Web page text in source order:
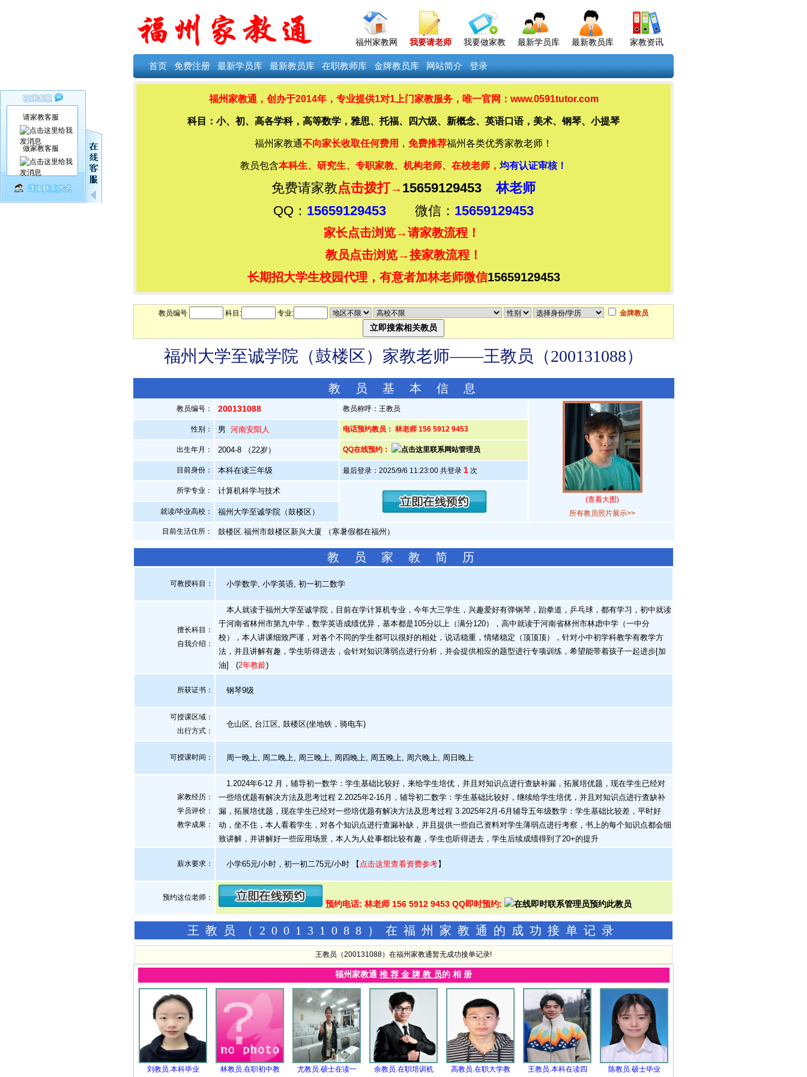
福州家教网 我要请老师 我要做家教 最新学员库 最新教员库 家教资讯
首页 免费注册 最新学员库 最新教员库 在职教师库 金牌教员库 网站简介 登录
福州家教通，创办于2014年， 专业提供1对1上门家教服务，唯一官网：www.0591tutor.com
科目：小、初、高各学科，高等数学，雅思、托福、四六级、新概念、英语口语，美术、钢琴、小提琴
福州家教通不向家长收取任何费用 ， 免费推荐福州各类优秀家教老师！
教员包含本科生、研究生、专职家教、机构老师、在校老师， 均有认证审核！
免费请家教点击拨打→ 15659129453
林老师
QQ： 15659129453 微信： 15659129453
家长点击浏览→请家教流程！
教员点击浏览→接家教流程！
长期招大学生校园代理，有意者加林老师微信15659129453
教员编号 科目: 专业: 金牌教员
福州大学至诚学院（鼓楼区）家教老师——王教员（200131088）
教 员 基 本 信 息
教员编号： 200131088 教员称呼：王教员
(查看大图)
所有教员照片展示>>
性别： 男 河南安阳人 电话预约教员： 林老师 156 5912 9453
出生年月： 2004-8 （22岁） QQ在线预约：
目前身份： 本科在读三年级 最后登录：2025/9/6 11:23:00 共登录 1次
所学专业： 计算机科学与技术
就读/毕业高校： 福州大学至诚学院（鼓楼区）
目前生活住所： 鼓楼区.福州市鼓楼区新兴大厦 （寒暑假都在福州）
教 员 家 教 简 历
可教授科目： 小学数学, 小学英语, 初一初二数学
擅长科目：
自我介绍 ：
本人就读于福州大学至诚学院，目前在学计算机专业，今年大三学生，兴趣爱好有弹钢琴，跆拳道，乒乓球，都有学习，初中就读
于河南省林州市第九中学，数学英语成绩优异，基本都是105分以上（满分120），高中就读于河南省林州市林虑中学（一中分
校），本人讲课细致严谨，对各个不同的学生都可以很好的相处，说话稳重，情绪稳定（顶顶顶），针对小中初学科教学有教学方
法，并且讲解有趣，学生听得进去，会针对知识薄弱点进行分析，并会提供相应的题型进行专项训练，希望能带着孩子一起进步[加
油]
(2年教龄)
所获证书 ： 钢琴9级
可授课区域：
出行方式：
仓山区, 台江区, 鼓楼区(坐地铁，骑电车)
可授课时间： 周一晚上, 周二晚上, 周三晚上, 周四晚上, 周五晚上, 周六晚上, 周日晚上
家教经历：
学员评价：
教学成果：
1.2024年6-12 月，辅导初一数学：学生基础比较好，来给学生培优，并且对知识点进行查缺补漏，拓展培优题，现在学生已经对
一些培优题有解决方法及思考过程 2.2025年2-16月，辅导初二数学：学生基础比较好，继续给学生培优，并且对知识点进行查缺补
漏，拓展培优题，现在学生已经对一些培优题有解决方法及思考过程 3.2025年2月-6月辅导五年级数学：学生基础比较差，平时好
动，坐不住，本人看着学生，对各个知识点进行查漏补缺，并且提供一些自己资料对学生薄弱点进行考察，书上的每个知识点都会细
致讲解，并讲解好一些应用场景，本人为人处事都比较有趣，学生也听得进去，学生后续成绩得到了20+的提升
薪水要求： 小学65元/小时，初一初二75元/小时 【 点击这里查看资费参考】
预约这位老师：
预约电话: 林老师 156 5912 9453 QQ即时预约:
王教员（200131088）在福州家教通的成功接单记录
王教员（200131088）在福州家教通暂无成功接单记录!
福州家教通 推 荐 金 牌 教 员的 相 册
刘教员.本科毕业 林教员.在职初中教 尤教员.硕士在读一 余教员.在职培训机 高教员.在职大学教 王教员.本科在读四 陈教员.硕士毕业
请家教客服
做家教客服